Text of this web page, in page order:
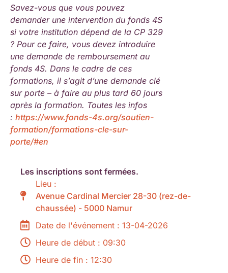
Savez-vous que vous pouvez
demander une intervention du fonds 4S
si votre institution dépend de la CP 329
? Pour ce faire, vous devez introduire
une demande de remboursement au
fonds 4S. Dans le cadre de ces
formations, il s’agit d’une demande clé
sur porte – à faire au plus tard 60 jours
après la formation. Toutes les infos
: https://www.fonds-4s.org/soutien-
formation/formations-cle-sur-
porte/#en
Les inscriptions sont fermées.
Lieu :
Avenue Cardinal Mercier 28-30 (rez-de-
chaussée) - 5000 Namur
Date de l'événement : 13-04-2026
Heure de début : 09:30
Heure de fin : 12:30